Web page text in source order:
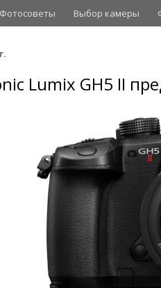
Фотосоветы Выбор камеры
Lumix GH5 II